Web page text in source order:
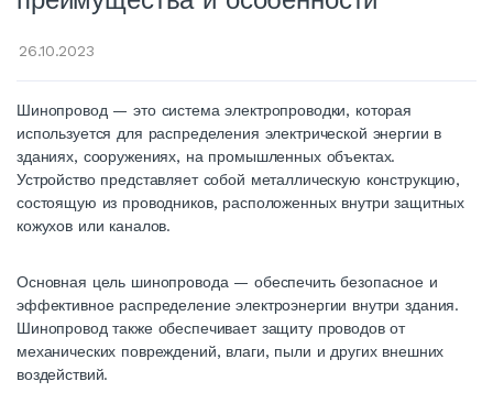
26.10.2023
Шинопровод — это система электропроводки, которая
используется для распределения электрической энергии в
зданиях, сооружениях, на промышленных объектах.
Устройство представляет собой металлическую конструкцию,
состоящую из проводников, расположенных внутри защитных
кожухов или каналов.
Основная цель шинопровода — обеспечить безопасное и
эффективное распределение электроэнергии внутри здания.
Шинопровод также обеспечивает защиту проводов от
механических повреждений, влаги, пыли и других внешних
воздействий.